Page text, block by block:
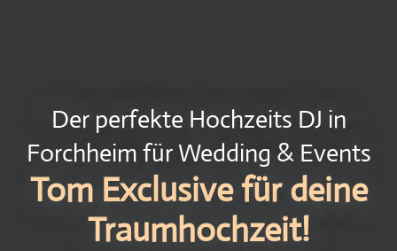
Der perfekte Hochzeits DJ in
Forchheim für Wedding & Events
Tom Exclusive für deine
Traumhochzeit!